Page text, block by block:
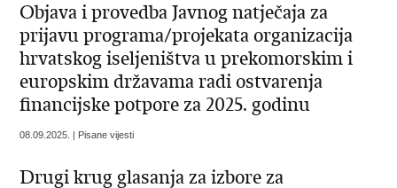
Objava i provedba Javnog natječaja za
prijavu programa/projekata organizacija
hrvatskog iseljeništva u prekomorskim i
europskim državama radi ostvarenja
financijske potpore za 2025. godinu
08.09.2025. | Pisane vijesti
Drugi krug glasanja za izbore za